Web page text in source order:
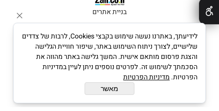
בניית אתרים
לידיעתך, באתרנו נעשה שימוש בקבצי Cookies, לרבות של צדדים
שלישיים, לצורך ניתוח השימוש באתר, שיפור חוויית הגלישה
והצגת פרסום מותאם אישית. המשך גלישה באתר מהווה את
הסכמתך לשימוש זה. לפרטים נוספים ניתן לעיין במדיניות
הפרטיות. מדיניות הפרטיות
מאשר